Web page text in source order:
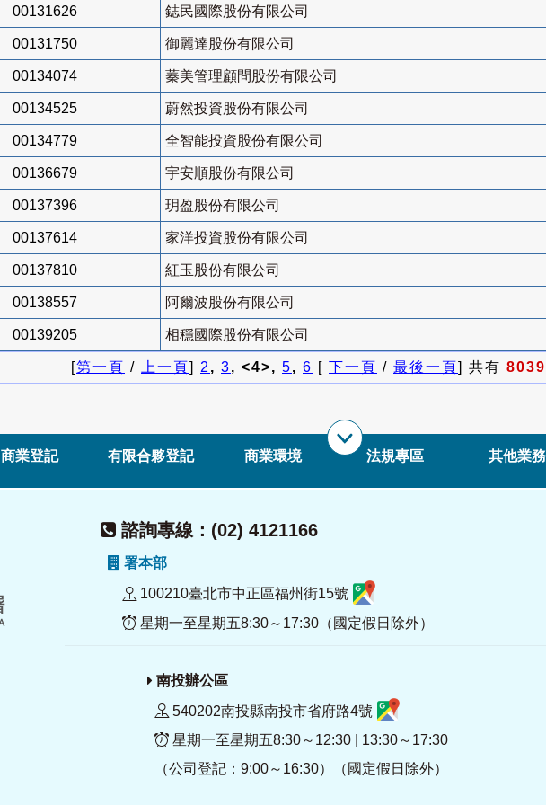
00131626 鋕民國際股份有限公司
00131750 御麗達股份有限公司
00134074 蓁美管理顧問股份有限公司
00134525 蔚然投資股份有限公司
00134779 全智能投資股份有限公司
00136679 宇安順股份有限公司
00137396 玥盈股份有限公司
00137614 家洋投資股份有限公司
00137810 紅玉股份有限公司
00138557 阿爾波股份有限公司
00139205 相穩國際股份有限公司
[第一頁 / 上一頁] 2, 3, <4>, 5, 6 [ 下一頁 / 最後一頁] 共有 8039
商業登記 有限合夥登記 商業環境 法規專區 其他業務
諮詢專線：(02) 4121166
署本部
100210臺北市中正區福州街15號
星期一至星期五8:30～17:30（國定假日除外）
南投辦公區
540202南投縣南投市省府路4號
星期一至星期五8:30～12:30 | 13:30～17:30
（公司登記：9:00～16:30）（國定假日除外）